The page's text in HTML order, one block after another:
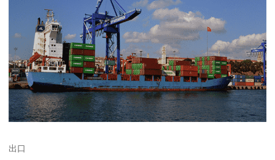
出口